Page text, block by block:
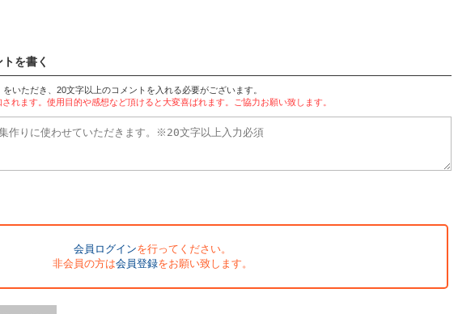
を書く
をいただき、20文字以上のコメントを入れる必要がございます。
れます。使用目的や感想など頂けると大変喜ばれます。ご協力お願い致します。
会員ログインを行ってください。
非会員の方は会員登録をお願い致します。